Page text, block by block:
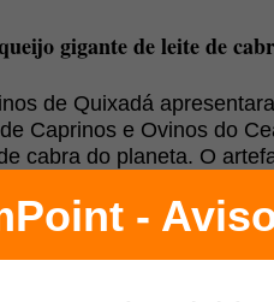
gigante de leite de
de Quixadá
Caprinos e Ovinos do
cabra do planeta. O
que o apresentado no
Beto Macário,
de cabra e pela
mil litros para superar a
última exposição.